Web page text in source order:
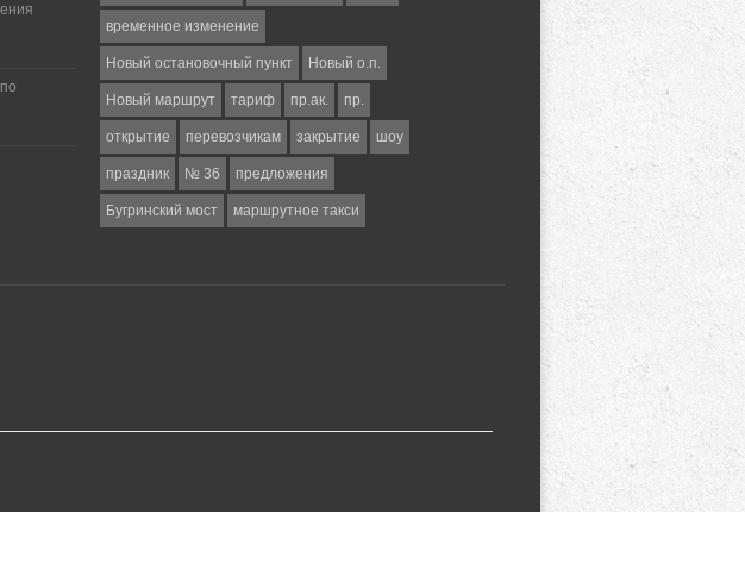
временное изменение
Новый остановочный пункт Новый о.п.
Новый маршрут тариф пр.ак. пр.
открытие перевозчикам закрытие шоу
праздник № 36 предложения
Бугринский мост маршрутное такси